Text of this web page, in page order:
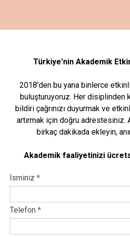
Türkiye'nin Akademik
2018'den bu yana binlerce
buluşturuyoruz. Her disiplinden
bildiri çağrınızı duyurmak ve
artırmak için doğru
birkaç dakikada ekleyin,
Akademik faaliyetinizi
İsminiz *
Telefon *